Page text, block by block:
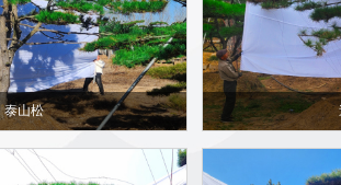
泰山松